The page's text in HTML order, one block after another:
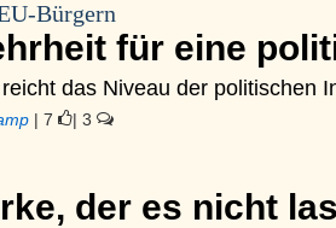
Bürgern
für eine
das Niveau der politischen
| 7 | 3
der es nicht